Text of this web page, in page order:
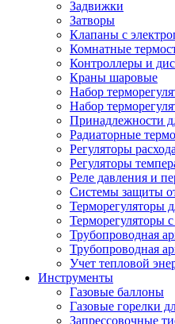
Задвижки
Затворы
Клапаны с
Комнатные
Контроллеры и
Краны шаровые
Набор
Набор
Принадлежности
Радиаторные
Регуляторы
Регуляторы
Реле давления и
Системы защиты
Терморегуляторы
Терморегуляторы
Трубопроводная
Трубопроводная
Учет тепловой
Инструменты
Газовые баллоны
Газовые горелки
Запрессовочные